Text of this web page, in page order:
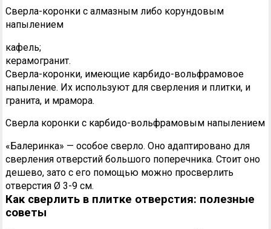
Сверла-коронки с алмазным либо корундовым
напылением
кафель;
керамогранит.
Сверла-коронки, имеющие карбидо-вольфрамовое
напыление. Их используют для сверления и плитки, и
гранита, и мрамора.
Сверла коронки с карбидо-вольфрамовым напылением
«Балеринка» — особое сверло. Оно адаптировано для
сверления отверстий большого поперечника. Стоит оно
дешево, зато с его помощью можно просверлить
отверстия Ø 3-9 см.
Как сверлить в плитке отверстия: полезные
советы